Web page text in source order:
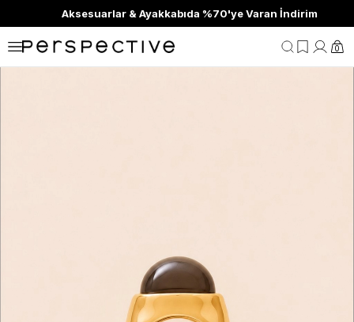
Aksesuarlar & Ayakkabıda %70'ye Varan İndirim
0